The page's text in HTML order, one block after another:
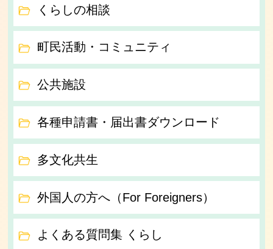
くらしの相談
町民活動・コミュニティ
公共施設
各種申請書・届出書ダウンロード
多文化共生
外国人の方へ（For Foreigners）
よくある質問集 くらし